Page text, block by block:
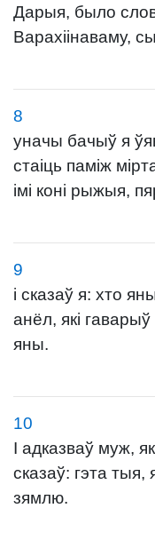
Дарыя, было
Варахіінаваму,
8
уначы бачыў я
стаіць паміж
імі коні рыжыя,
9
і сказаў я: хто
анёл, які
яны.
10
І адказваў муж,
сказаў: гэта тыя,
зямлю.